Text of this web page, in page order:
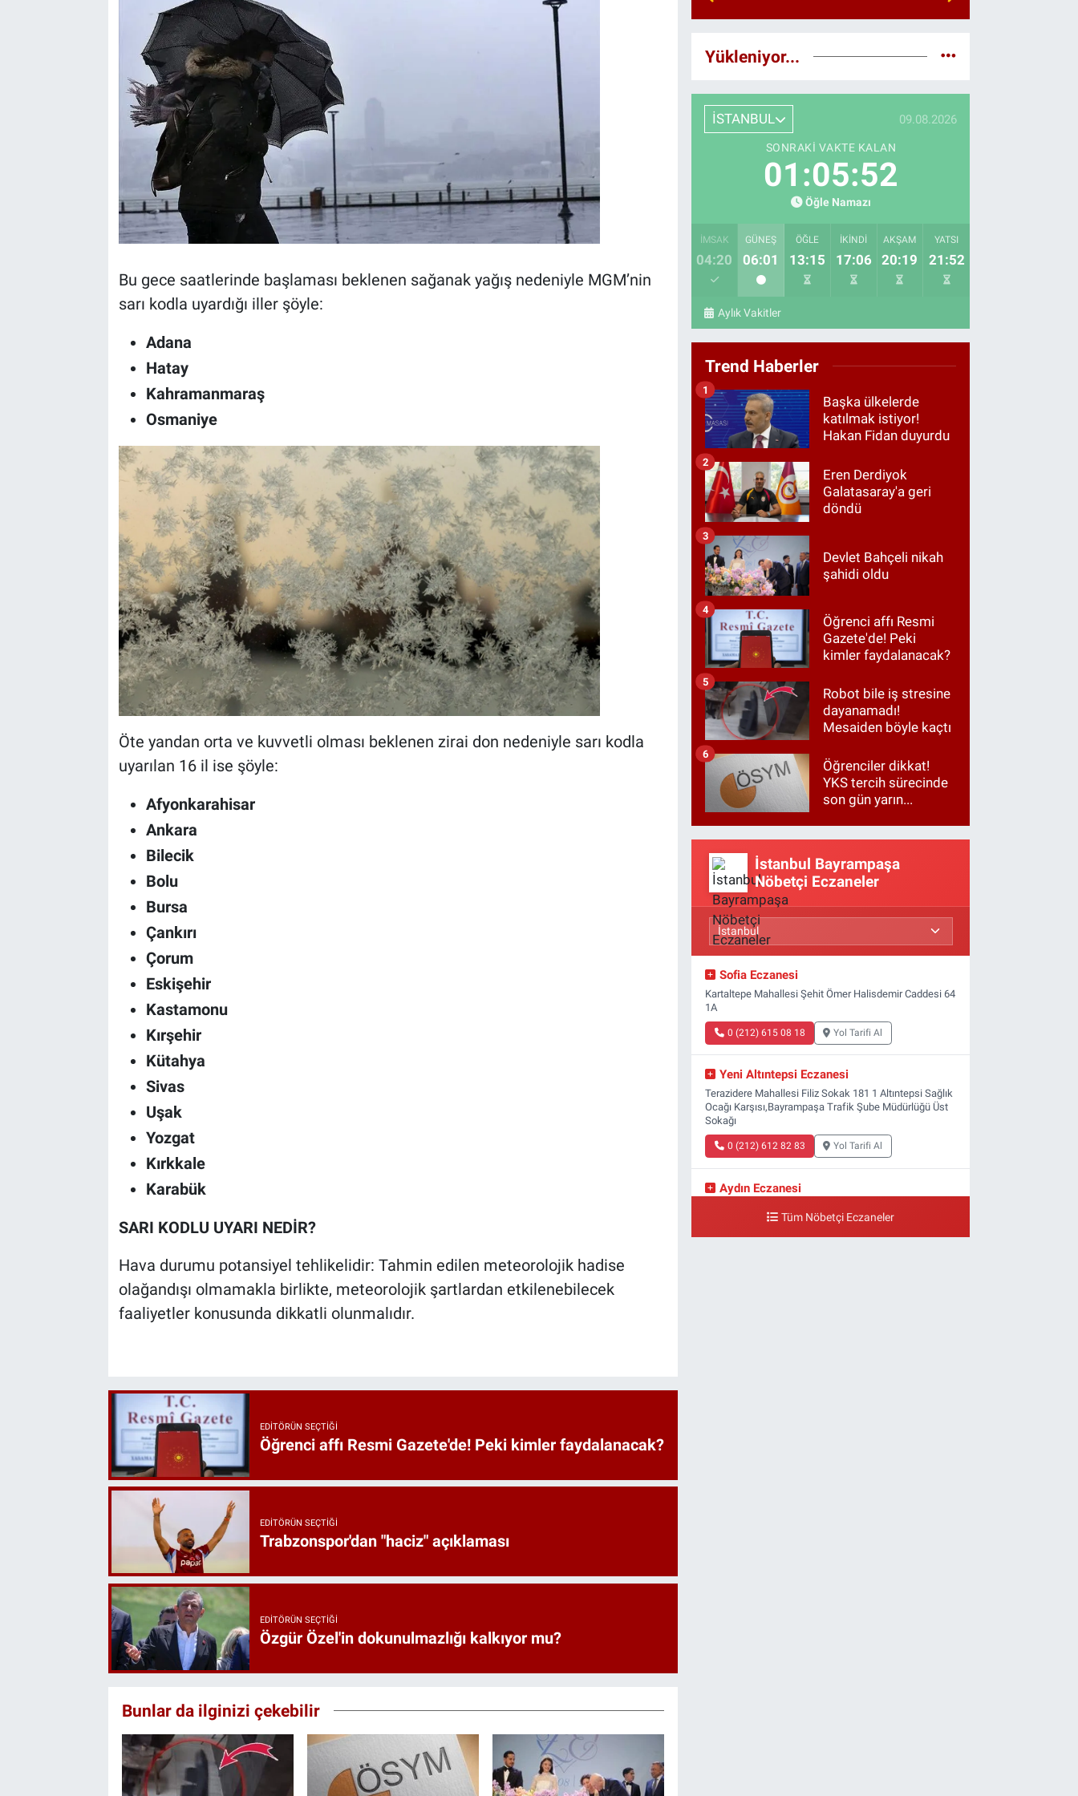
Bu gece saatlerinde başlaması beklenen sağanak yağış nedeniyle MGM’nin
sarı kodla uyardığı iller şöyle:
Adana
Hatay
Kahramanmaraş
Osmaniye
Öte yandan orta ve kuvvetli olması beklenen zirai don nedeniyle sarı kodla
uyarılan 16 il ise şöyle:
Afyonkarahisar
Ankara
Bilecik
Bolu
Bursa
Çankırı
Çorum
Eskişehir
Kastamonu
Kırşehir
Kütahya
Sivas
Uşak
Yozgat
Kırkkale
Karabük
SARI KODLU UYARI NEDİR?
Hava durumu potansiyel tehlikelidir: Tahmin edilen meteorolojik hadise
olağandışı olmamakla birlikte, meteorolojik şartlardan etkilenebilecek
faaliyetler konusunda dikkatli olunmalıdır.
EDITÖRÜN SEÇTIĞI
Öğrenci affı Resmi Gazete'de! Peki kimler faydalanacak?
EDITÖRÜN SEÇTIĞI
Trabzonspor'dan "haciz" açıklaması
EDITÖRÜN SEÇTIĞI
Özgür Özel'in dokunulmazlığı kalkıyor mu?
Bunlar da ilginizi çekebilir
Yükleniyor...
İSTANBUL 09.08.2026
SONRAKI VAKTE KALAN
01:05:51
Öğle Namazı
İMSAK
04:20
GÜNEŞ
06:01
ÖĞLE
13:15
İKINDI
17:06
AKŞAM
20:19
YATSI
21:52
Aylık Vakitler
Trend Haberler
Başka ülkelerde
katılmak istiyor!
Hakan Fidan duyurdu
1
Eren Derdiyok
Galatasaray'a geri
döndü
2
Devlet Bahçeli nikah
şahidi oldu
3
Öğrenci affı Resmi
Gazete'de! Peki
kimler faydalanacak?
4
Robot bile iş stresine
dayanamadı!
Mesaiden böyle kaçtı
5
Öğrenciler dikkat!
YKS tercih sürecinde
son gün yarın...
6
İstanbul Bayrampaşa
Nöbetçi Eczaneler
Sofia Eczanesi
Kartaltepe Mahallesi Şehit Ömer Halisdemir Caddesi 64
1A
0 (212) 615 08 18 Yol Tarifi Al
Yeni Altıntepsi Eczanesi
Terazidere Mahallesi Filiz Sokak 181 1 Altıntepsi Sağlık
Ocağı Karşısı,Bayrampaşa Trafik Şube Müdürlüğü Üst
Sokağı
0 (212) 612 82 83 Yol Tarifi Al
Aydın Eczanesi
Tüm Nöbetçi Eczaneler